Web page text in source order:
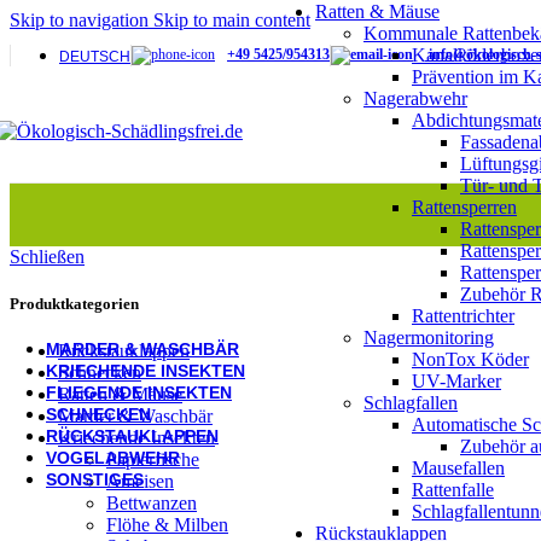
Skip to navigation Skip to main content
DEUTSCH +49 5425/954313 info@ökologisch-
Ratten & Mäuse
Kommunale
Prävention im
Nagerabwehr
Tür- und
Rattensperren
Zubehör
Rattentrichter
Nagermonitoring
NonTox Köder
UV-Marker
Schlagfallen
Automatische
Zubehör
Mausefallen
Rattenfalle
Rückstauklappen
Rattentrichter
Gebäudeabdichtung
Tür- & Tordichtungen
Schlagfallentunnel
KOMMUNALE NAGERBEKÄMPFUNG​
NonTox Köder
MARDER & WASCHBÄR
KRIECHENDE INSEKTEN
FLIEGENDE INSEKTEN
SCHNECKEN
RÜCKSTAUKLAPPEN
VOGELABWEHR
SONSTIGES
Schließen
Produktkategorien
Rückstauklappen
Schnecken
Ratten & Mäuse
Marder & Waschbär
Kriechende Insekten
Papierfische
Ameisen
Bettwanzen
Flöhe & Milben